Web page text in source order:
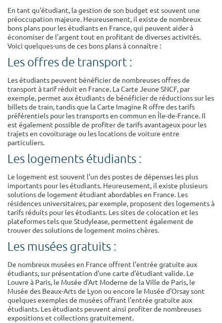
€
Surface min Surface max
Type de location
Colocation
Votre date d'entrée
Chercher
En tant qu'étudiant, la gestion de son budget est souvent une
préoccupation majeure. Heureusement, il existe de nombreux
bons plans pour les étudiants en France, qui peuvent aider à
économiser de l'argent tout en profitant de diverses activités.
Voici quelques-uns de ces bons plans à connaître :
Les offres de transport :
Les étudiants peuvent bénéficier de nombreuses offres de
transport à tarif réduit en France. La Carte Jeune SNCF, par
exemple, permet aux étudiants de bénéficier de réductions sur les
billets de train, tandis que la Carte Imagine R offre des tarifs
préférentiels pour les transports en commun en Île-de-France. Il
est également possible de profiter de tarifs avantageux pour les
trajets en covoiturage ou les locations de voiture entre
particuliers.
Les logements étudiants :
Le logement est souvent l'un des postes de dépenses les plus
importants pour les étudiants. Heureusement, il existe plusieurs
solutions de logement étudiant abordables en France. Les
résidences universitaires, par exemple, proposent des logements à
tarifs réduits pour les étudiants. Les sites de colocation et les
plateformes tels que Studylease, permettent également de
trouver des solutions de logement moins chères.
Les musées gratuits :
De nombreux musées en France offrent l'entrée gratuite aux
étudiants, sur présentation d'une carte d'étudiant valide. Le
Louvre à Paris, le Musée d'Art Moderne de la Ville de Paris, le
Musée des Beaux-Arts de Lyon ou encore le Musée d'Orsay sont
quelques exemples de musées offrant l'entrée gratuite aux
étudiants. Les étudiants peuvent ainsi profiter de nombreuses
expositions et collections gratuitement.